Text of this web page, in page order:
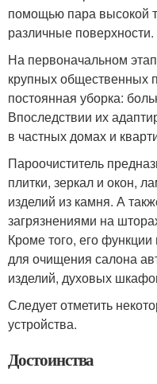
помощью пара высокой
различные поверхности.
На первоначальном
крупных общественных
постоянная уборка:
Впоследствии их
в частных домах и
Пароочиститель
плитки, зеркал и окон,
изделий из камня. А
загрязнениями на
Кроме того, его
для очищения салона
изделий, духовых
Следует отметить
устройства.
Достоинства